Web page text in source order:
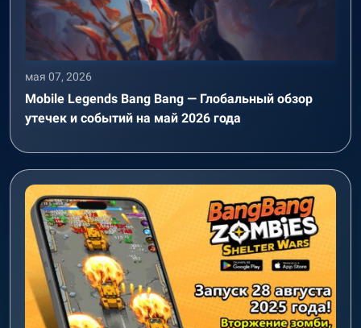
мая 07, 2026
Mobile Legends Bang Bang — Глобальный обзор
утечек и событий на май 2026 года